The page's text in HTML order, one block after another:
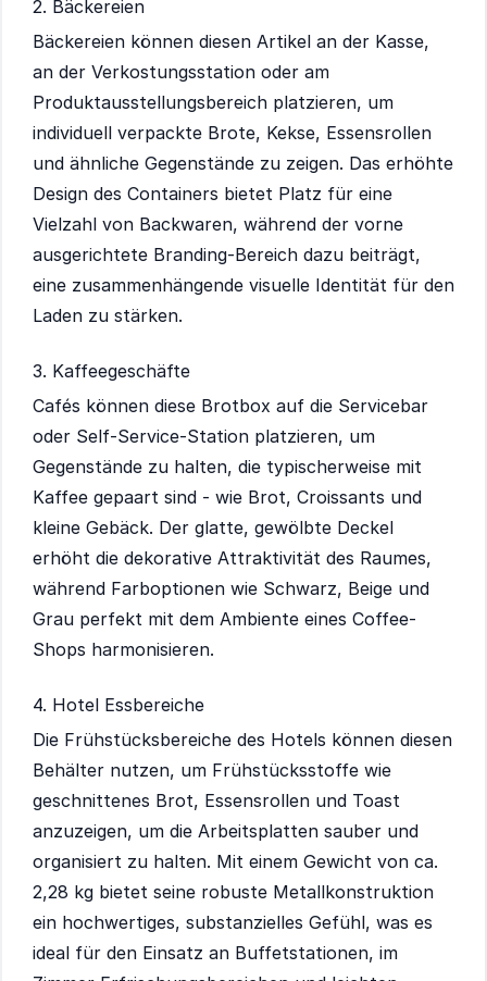
2. Bäckereien
Bäckereien können diesen Artikel an der Kasse,
an der Verkostungsstation oder am
Produktausstellungsbereich platzieren, um
individuell verpackte Brote, Kekse, Essensrollen
und ähnliche Gegenstände zu zeigen. Das erhöhte
Design des Containers bietet Platz für eine
Vielzahl von Backwaren, während der vorne
ausgerichtete Branding-Bereich dazu beiträgt,
eine zusammenhängende visuelle Identität für den
Laden zu stärken.
3. Kaffeegeschäfte
Cafés können diese Brotbox auf die Servicebar
oder Self-Service-Station platzieren, um
Gegenstände zu halten, die typischerweise mit
Kaffee gepaart sind - wie Brot, Croissants und
kleine Gebäck. Der glatte, gewölbte Deckel
erhöht die dekorative Attraktivität des Raumes,
während Farboptionen wie Schwarz, Beige und
Grau perfekt mit dem Ambiente eines Coffee-
Shops harmonisieren.
4. Hotel Essbereiche
Die Frühstücksbereiche des Hotels können diesen
Behälter nutzen, um Frühstücksstoffe wie
geschnittenes Brot, Essensrollen und Toast
anzuzeigen, um die Arbeitsplatten sauber und
organisiert zu halten. Mit einem Gewicht von ca.
2,28 kg bietet seine robuste Metallkonstruktion
ein hochwertiges, substanzielles Gefühl, was es
ideal für den Einsatz an Buffetstationen, im